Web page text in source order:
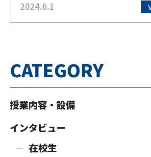
高」と言う）に勤めて8年目のD
岡でトータル3年間担任として勤…
2024.6.1
CATEGORY
授業内容・設備
インタビュー
在校生